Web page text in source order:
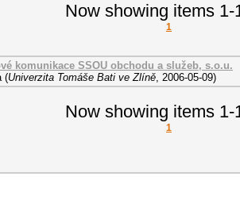
Now showing items 1-
1
komunikace SSOU obchodu a služeb, s.o.u.
(Univerzita Tomáše Bati ve Zlíně 2006-05-09)
Now showing items 1-
1